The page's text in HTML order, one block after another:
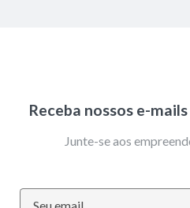
Receba nossos e-
Junte-se aos